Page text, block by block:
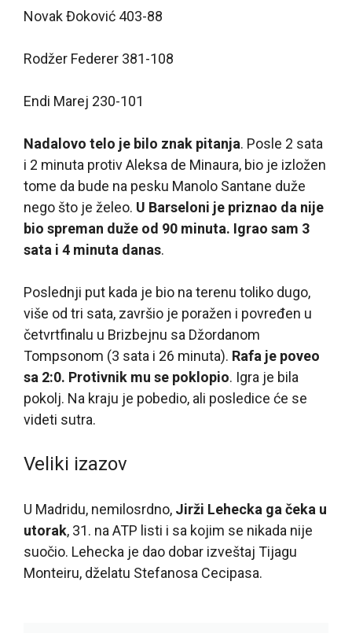
Novak Đoković 403-88
Rodžer Federer 381-108
Endi Marej 230-101
Nadalovo telo je bilo znak pitanja. Posle 2 sata
i 2 minuta protiv Aleksa de Minaura, bio je izložen
tome da bude na pesku Manolo Santane duže
nego što je želeo. U Barseloni je priznao da nije
bio spreman duže od 90 minuta. Igrao sam 3
sata i 4 minuta danas.
Poslednji put kada je bio na terenu toliko dugo,
više od tri sata, završio je poražen i povređen u
četvrtfinalu u Brizbejnu sa Džordanom
Tompsonom (3 sata i 26 minuta). Rafa je poveo
sa 2:0. Protivnik mu se poklopio. Igra je bila
pokolj. Na kraju je pobedio, ali posledice će se
videti sutra.
Veliki izazov
U Madridu, nemilosrdno, Jirži Lehecka ga čeka u
utorak, 31. na ATP listi i sa kojim se nikada nije
suočio. Lehecka je dao dobar izveštaj Tijagu
Monteiru, dželatu Stefanosa Cecipasa.